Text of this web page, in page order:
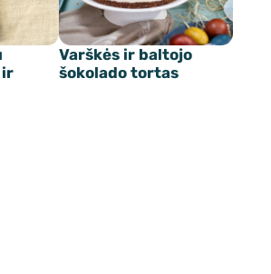
ir
Varškės ir baltojo
šokolado tortas